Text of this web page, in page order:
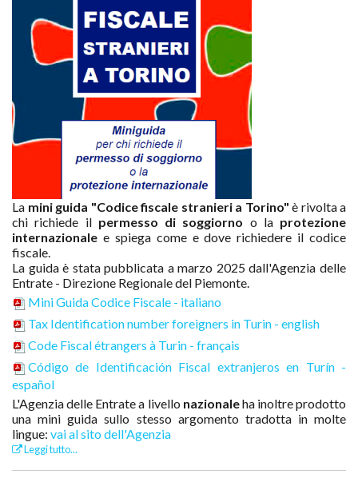
La mini guida "Codice fiscale stranieri a Torino" è rivolta a
chi richiede il permesso di soggiorno o la protezione
internazionale e spiega come e dove richiedere il codice
fiscale.
La guida è stata pubblicata a marzo 2025 dall'Agenzia delle
Entrate - Direzione Regionale del Piemonte.
Mini Guida Codice Fiscale - italiano
Tax Identification number foreigners in Turin - english
Code Fiscal étrangers à Turin - français
Código de Identificación Fiscal extranjeros en Turín -
español
L'Agenzia delle Entrate a livello nazionaleha inoltre prodotto
una mini guida sullo stesso argomento tradotta in molte
lingue: vai al sito dell'Agenzia
Leggi tutto...